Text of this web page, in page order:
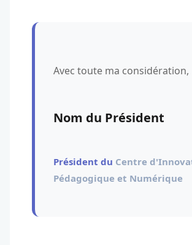
Avec toute ma considération,
Nom du Président
Président du Centre
Pédagogique et Numérique